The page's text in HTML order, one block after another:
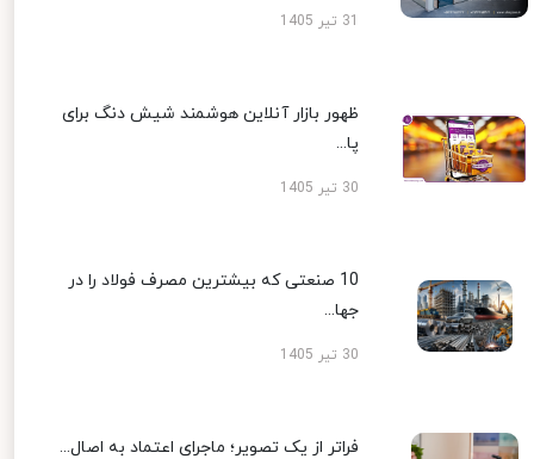
ظهور بازار آنلاین هوشمند شیش دنگ برای
پا...
30 تیر 1405
10 صنعتی که بیشترین مصرف فولاد را در
جها...
30 تیر 1405
فراتر از یک تصویر؛ ماجرای اعتماد به اصال...